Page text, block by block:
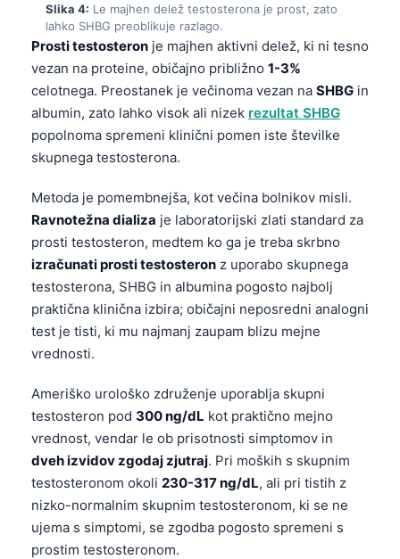
Slika 4: Le majhen delež testosterona je prost, zato
lahko SHBG preoblikuje razlago.
Prosti testosteron je majhen aktivni delež, ki ni tesno
vezan na proteine, običajno približno 1-3%
celotnega. Preostanek je večinoma vezan na SHBG in
albumin, zato lahko visok ali nizek rezultat SHBG
popolnoma spremeni klinični pomen iste številke
skupnega testosterona.
Metoda je pomembnejša, kot večina bolnikov misli.
Ravnotežna dializa je laboratorijski zlati standard za
prosti testosteron, medtem ko ga je treba skrbno
izračunati prosti testosteron z uporabo skupnega
testosterona, SHBG in albumina pogosto najbolj
praktična klinična izbira; običajni neposredni analogni
test je tisti, ki mu najmanj zaupam blizu mejne
vrednosti.
Ameriško urološko združenje uporablja skupni
testosteron pod 300 ng/dL kot praktično mejno
vrednost, vendar le ob prisotnosti simptomov in
dveh izvidov zgodaj zjutraj. Pri moških s skupnim
testosteronom okoli 230-317 ng/dL, ali pri tistih z
nizko-normalnim skupnim testosteronom, ki se ne
ujema s simptomi, se zgodba pogosto spremeni s
prostim testosteronom.